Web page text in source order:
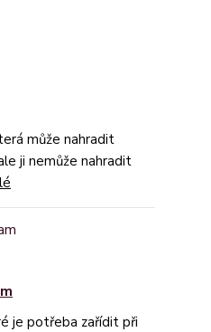
může nahradit
ji nemůže nahradit
je potřeba zařídit při